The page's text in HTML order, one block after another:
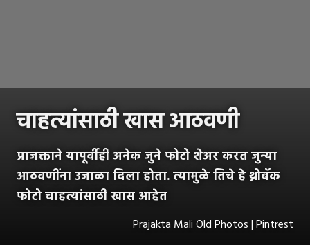
चाहत्यांसाठी खास आठवणी
प्राजक्ताने यापूर्वीही अनेक जुने फोटो शेअर करत जुन्या
आठवणींना उजाळा दिला होता. त्यामुळे तिचे हे थ्रोबॅक
फोटो चाहत्यांसाठी खास आहेत
Prajakta Mali Old Photos | Pintrest